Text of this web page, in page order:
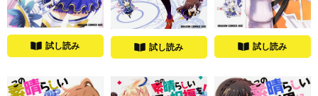
試し読み 試し読み 試し読み